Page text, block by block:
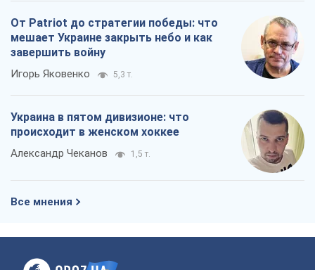
От Patriot до стратегии победы: что
мешает Украине закрыть небо и как
завершить войну
Игорь Яковенко 5,3 т.
Украина в пятом дивизионе: что
происходит в женском хоккее
Александр Чеканов 1,5 т.
Все мнения